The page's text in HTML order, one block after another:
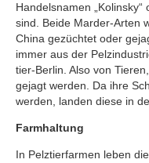
Handelsnamen
sind. Beide Marder-Arten
China gezüchtet oder
immer aus der
tier-Berlin. Also von
gejagt werden. Da ihre
werden, landen diese in
Farmhaltung
In Pelztierfarmen leben